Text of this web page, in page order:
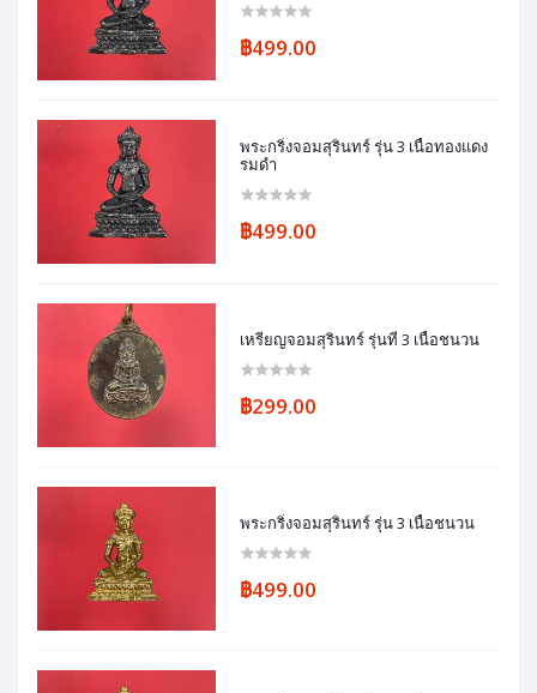
฿499.00
พระกริ่งจอมสุรินทร์ รุ่น 3 เนื้อทองแดง
รมดำ
฿499.00
เหรียญจอมสุรินทร์ รุ่นที่ 3 เนื้อชนวน
฿299.00
พระกริ่งจอมสุรินทร์ รุ่น 3 เนื้อชนวน
฿499.00